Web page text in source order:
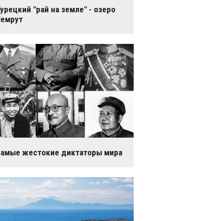
"рай на земле" - озеро
жестокие диктаторы мира